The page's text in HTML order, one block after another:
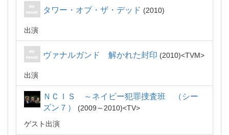
タワー・オブ・ザ・デッド 2010
出演
ヴァナルガンド 解かれた封印 2010 TVM
出演
ＮＣＩＳ ～ネイビー犯罪捜査班 （シー
ズン７）
2009～2010
TV
ゲスト出演